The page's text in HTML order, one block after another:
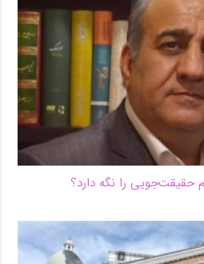
حقیقت‌جویی را نگه دارد؟